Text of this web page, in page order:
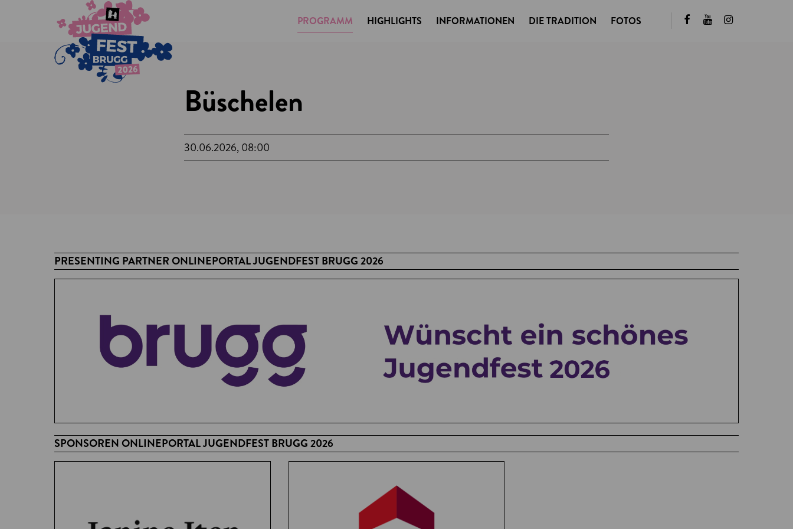
PROGRAMM HIGHLIGHTS INFORMATIONEN DIE TRADITION FOTOS
Büschelen
30.06.2026, 08:00
PRESENTING PARTNER ONLINEPORTAL JUGENDFEST BRUGG 2026
SPONSOREN ONLINEPORTAL JUGENDFEST BRUGG 2026